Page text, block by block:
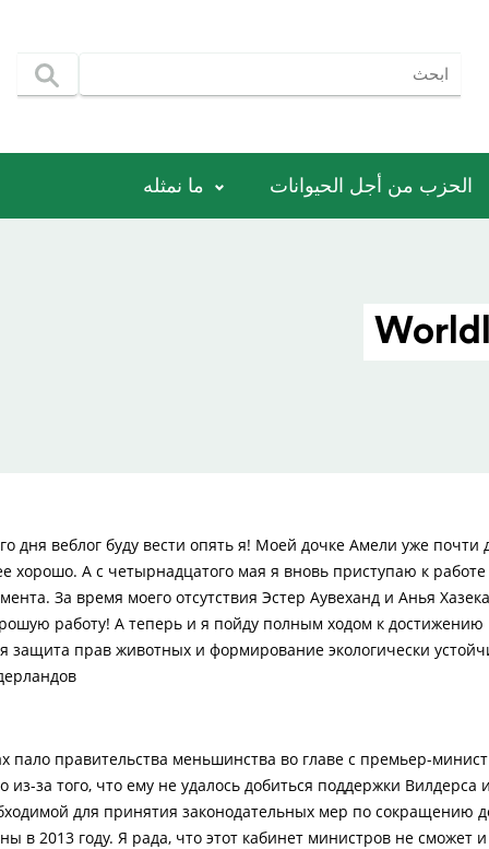
الحزب من أجل الحيوانات ما نمثله
дня веблог буду вести опять я! Моей дочке Амели уже почти
хорошо. А с четырнадцатого мая я вновь приступаю к
За время моего отсутствия Эстер Аувеханд и Анья
работу! А теперь и я пойду полным ходом к
защита прав животных и формирование экологически
пало правительства меньшинства во главе с премьер-
из-за того, что ему не удалось добиться поддержки Вилдерса
для принятия законодательных мер по сокращению
в 2013 году. Я рада, что этот кабинет министров не сможет